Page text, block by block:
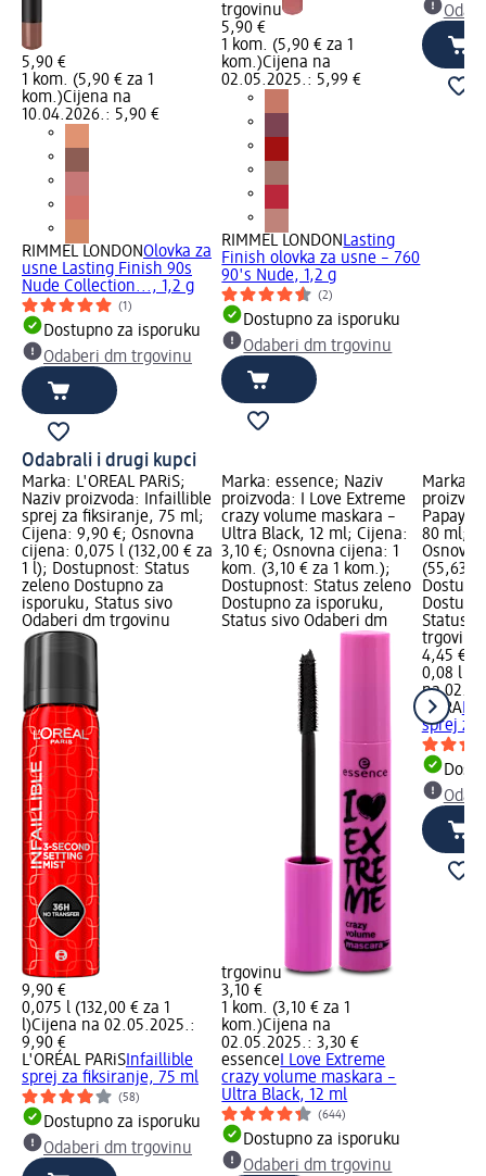
5,90 €
1 kom. (5,90 € za 1
kom.)Cijena na
10.04.2026.: 5,90 €
RIMMEL LONDONOlovka za
usne Lasting Finish 90s
Nude Collection..., 1,2 g
(1)
Dostupno za isporuku
Odaberi dm trgovinu
trgovinu
5,90 €
1 kom. (5,90 € za 1
kom.)Cijena na
02.05.2025.: 5,99 €
RIMMEL LONDON Lasting
Finish olovka za usne – 760
90's Nude, 1,2 g
(2)
Dostupno za isporuku
Odaberi dm trgovinu
Odabrali i drugi kupci
Marka: L'ORÉAL PARiS;
Naziv proizvoda: Infaillible
sprej za fiksiranje, 75 ml;
Cijena: 9,90 €; Osnovna
cijena: 0,075 l (132,00 € za
1 l); Dostupnost: Status
zeleno Dostupno za
isporuku, Status sivo
Odaberi dm trgovinu
9,90 €
0,075 l (132,00 € za 1
l)Cijena na 02.05.2025.:
9,90 €
L'ORÉAL PARiS Infaillible
sprej za fiksiranje, 75 ml
(58)
Dostupno za isporuku
Odaberi dm trgovinu
Marka: essence; Naziv
proizvoda: I Love Extreme
crazy volume maskara –
Ultra Black, 12 ml; Cijena:
3,10 €; Osnovna cijena: 1
kom. (3,10 € za 1 kom.);
Dostupnost: Status zeleno
Dostupno za isporuku,
Status sivo Odaberi dm
trgovinu
3,10 €
1 kom. (3,10 € za 1
kom.)Cijena na
02.05.2025.: 3,30 €
essence I Love Extreme
crazy volume maskara –
Ultra Black, 12 ml
(644)
Dostupno za isporuku
Odaberi dm trgovinu
Marka:
Papaya
80 ml;
(55,63 €
Status
trgovinu
4,45 €
0,08 l
na
AURAFix
sprej za